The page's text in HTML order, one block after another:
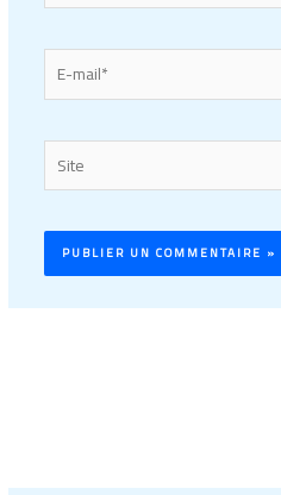
E-
mail*
Site